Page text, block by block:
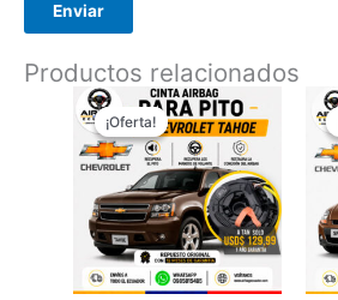
Productos relacionados
¡Oferta!
¡Oferta!
precio
original
era:
$179,99.
El
precio
actual
es:
$129,99.